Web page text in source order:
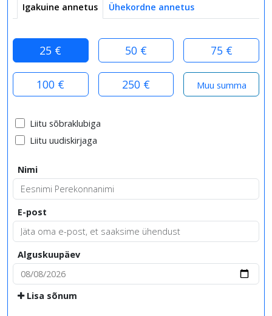
Igakuine annetus Ühekordne annetus
25 € 50 € 75 €
100 € 250 €
Liitu sõbraklubiga
Liitu uudiskirjaga
Nimi
E-post
Alguskuupäev
Lisa sõnum